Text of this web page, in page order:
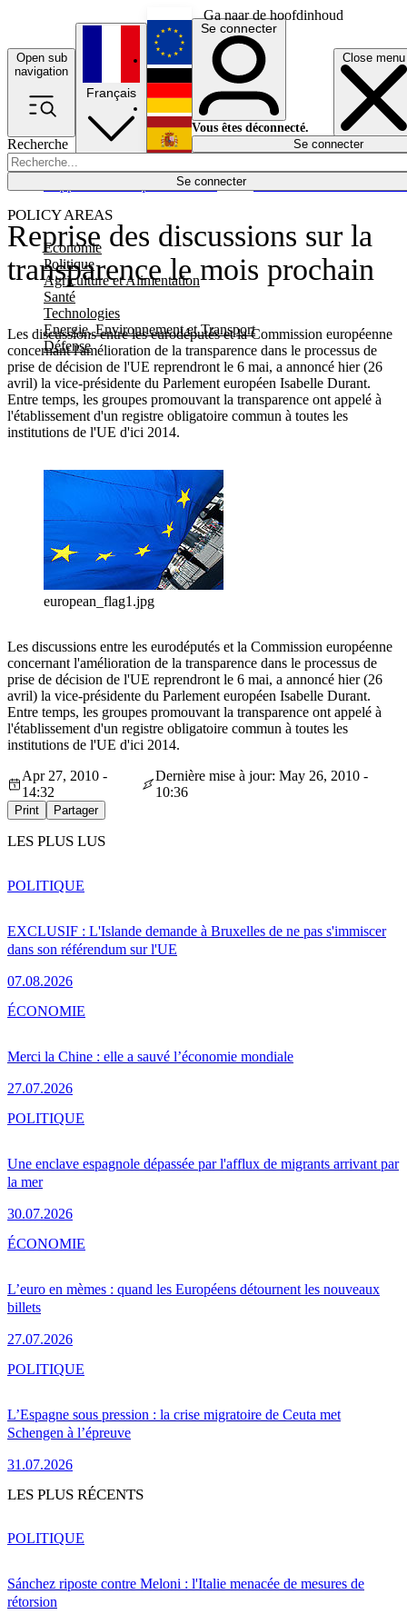
Ga naar de hoofdinhoud
Open sub
navigation
Close menu
Recherche
Se connecter
POLICY AREAS
Economie
Politique
Agriculture et Alimentation
Santé
Technologies
Energie, Environnement et Transport
Défense
Économie
Français
English
Deutsch
Español
Se connecter
Vous êtes déconnecté.
Se connecter
Reprise des discussions sur la
transparence le mois prochain
Les discussions entre les eurodéputés et la Commission européenne
concernant l'amélioration de la transparence dans le processus de
prise de décision de l'UE reprendront le 6 mai, a annoncé hier (26
avril) la vice-présidente du Parlement européen Isabelle Durant.
Entre temps, les groupes promouvant la transparence ont appelé à
l'établissement d'un registre obligatoire commun à toutes les
institutions de l'UE d'ici 2014.
european_flag1.jpg
Les discussions entre les eurodéputés et la Commission européenne
concernant l'amélioration de la transparence dans le processus de
prise de décision de l'UE reprendront le 6 mai, a annoncé hier (26
avril) la vice-présidente du Parlement européen Isabelle Durant.
Entre temps, les groupes promouvant la transparence ont appelé à
l'établissement d'un registre obligatoire commun à toutes les
institutions de l'UE d'ici 2014.
Apr 27, 2010 -
14:32
Dernière mise à jour: May 26, 2010 -
10:36
Print Partager
LES PLUS LUS
EXCLUSIF : L'Islande demande à Bruxelles de ne pas s'immiscer
dans son référendum sur l'UE
07.08.2026
POLITIQUE
Merci la Chine : elle a sauvé l’économie mondiale
27.07.2026
ÉCONOMIE
Une enclave espagnole dépassée par l'afflux de migrants arrivant par
la mer
30.07.2026
POLITIQUE
L’euro en mèmes : quand les Européens détournent les nouveaux
billets
27.07.2026
ÉCONOMIE
L’Espagne sous pression : la crise migratoire de Ceuta met
Schengen à l’épreuve
31.07.2026
POLITIQUE
LES PLUS RÉCENTS
Sánchez riposte contre Meloni : l'Italie menacée de mesures de
rétorsion
POLITIQUE